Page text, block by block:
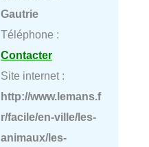
Gautrie
Téléphone :
Contacter
Site internet :
http://www.lemans.f
r/facile/en-ville/les-
animaux/les-